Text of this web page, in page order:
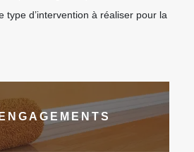
type d’intervention à réaliser pour la